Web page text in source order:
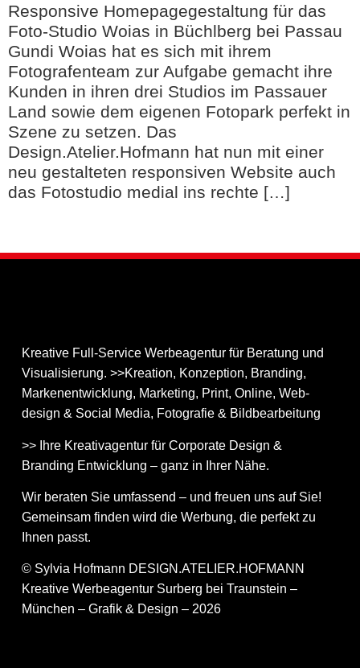
Responsive Homepagegestaltung für das
Foto-Studio Woias in Büchlberg bei Passau
Gundi Woias hat es sich mit ihrem
Fotografenteam zur Aufgabe gemacht ihre
Kunden in ihren drei Studios im Passauer
Land sowie dem eigenen Fotopark perfekt in
Szene zu setzen. Das
Design.Atelier.Hofmann hat nun mit einer
neu gestalteten responsiven Website auch
das Fotostudio medial ins rechte […]
Kreative Full-Service Werbeagentur für Beratung und
Visualisierung. >>Kreation, Konzeption, Branding,
Markenentwicklung, Marketing, Print, Online, Web­
design & Social Media, Fotografie & Bildbear­bei­tung
>> Ihre Kreativagentur für Corporate Design &
Branding Entwicklung – ganz in Ihrer Nähe.
Wir beraten Sie umfassend – und freuen uns auf Sie!
Gemeinsam finden wird die Werbung, die perfekt zu
Ihnen passt.
© Sylvia Hofmann DESIGN.ATELIER.HOFMANN
Kreative Werbeagentur Surberg bei Traunstein –
München – Grafik & Design – 2026